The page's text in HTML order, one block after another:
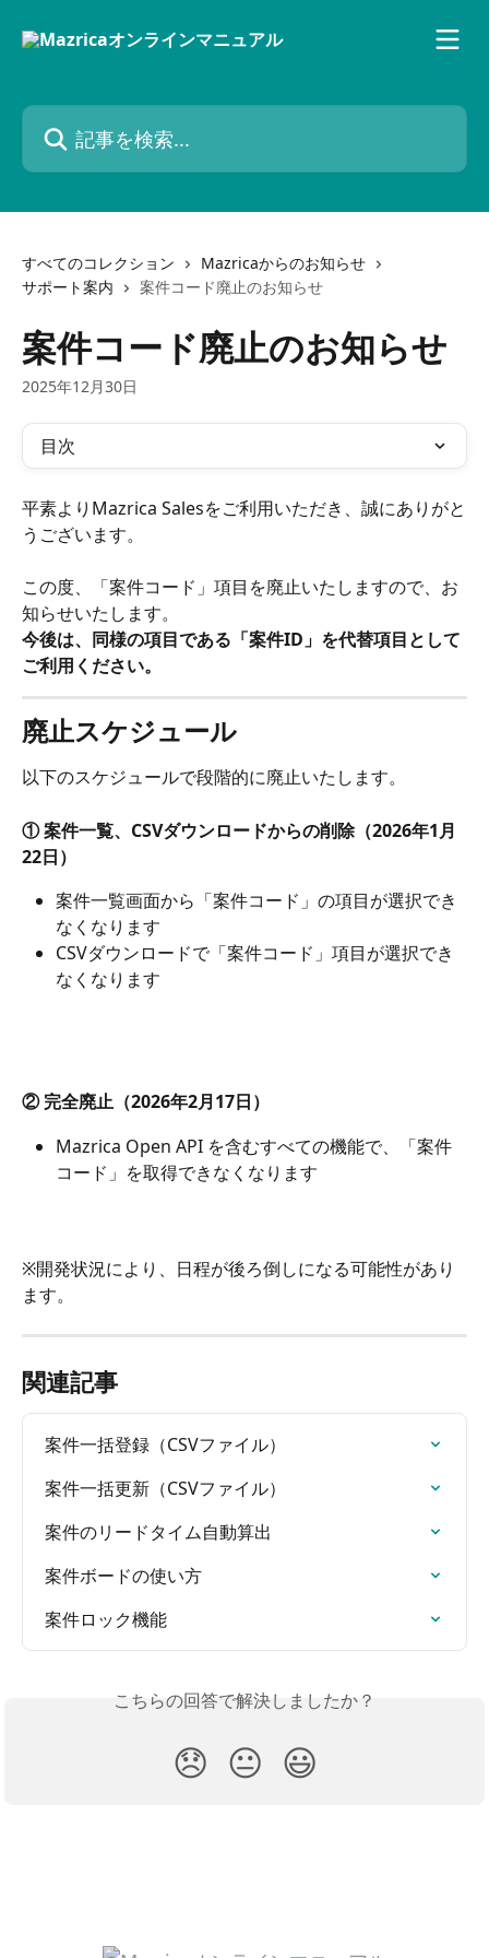
記事を検索...
すべてのコレクション
Mazricaからのお知らせ
サポート案内
案件コード廃止のお知らせ
案件コード廃止のお知らせ
2025年12月30日
目次
平素よりMazrica Salesをご利用いただき、誠にありがと
うございます。
この度、「案件コード」項目を廃止いたしますので、お
知らせいたします。
今後は、同様の項目である「案件ID」を代替項目として
ご利用ください。
廃止スケジュール
以下のスケジュールで段階的に廃止いたします。
① 案件一覧、CSVダウンロードからの削除（2026年1月
22日）
案件一覧画面から「案件コード」の項目が選択でき
なくなります
CSVダウンロードで「案件コード」項目が選択でき
なくなります
② 完全廃止（2026年2月17日）
Mazrica Open API を含むすべての機能で、「案件
コード」を取得できなくなります
※開発状況により、日程が後ろ倒しになる可能性があり
ます。
関連記事
案件一括登録（CSVファイル）
案件一括更新（CSVファイル）
案件のリードタイム自動算出
案件ボードの使い方
案件ロック機能
こちらの回答で解決しましたか？
😞 😐 😃